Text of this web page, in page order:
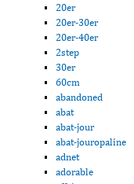
20er
20er-30er
20er-40er
2step
30er
60cm
abandoned
abat
abat-jour
abat-jouropaline
adnet
adorable